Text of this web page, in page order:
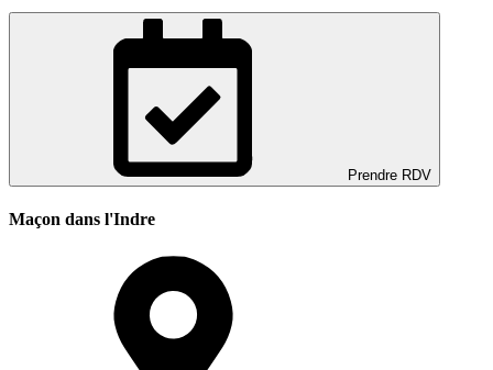
Prendre RDV
Maçon dans l'Indre